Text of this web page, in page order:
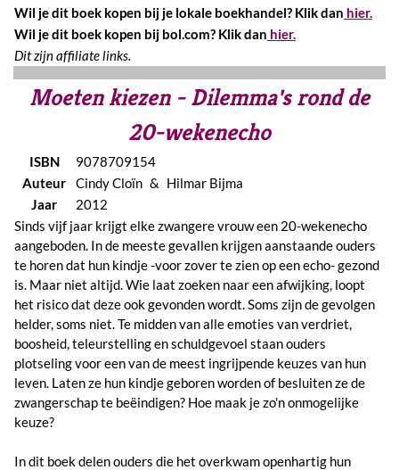
Wil je dit boek kopen bij je lokale boekhandel? Klik dan hier.
Wil je dit boek kopen bij bol.com? Klik dan hier.
Dit zijn affiliate links.
Moeten kiezen - Dilemma's rond de
20-wekenecho
ISBN
9078709154
Auteur
Cindy Cloïn & Hilmar Bijma
Jaar
2012
Sinds vijf jaar krijgt elke zwangere vrouw een 20-wekenecho
aangeboden. In de meeste gevallen krijgen aanstaande ouders
te horen dat hun kindje -voor zover te zien op een echo- gezond
is. Maar niet altijd. Wie laat zoeken naar een afwijking, loopt
het risico dat deze ook gevonden wordt. Soms zijn de gevolgen
helder, soms niet. Te midden van alle emoties van verdriet,
boosheid, teleurstelling en schuldgevoel staan ouders
plotseling voor een van de meest ingrijpende keuzes van hun
leven. Laten ze hun kindje geboren worden of besluiten ze de
zwangerschap te beëindigen? Hoe maak je zo'n onmogelijke
keuze?
In dit boek delen ouders die het overkwam openhartig hun